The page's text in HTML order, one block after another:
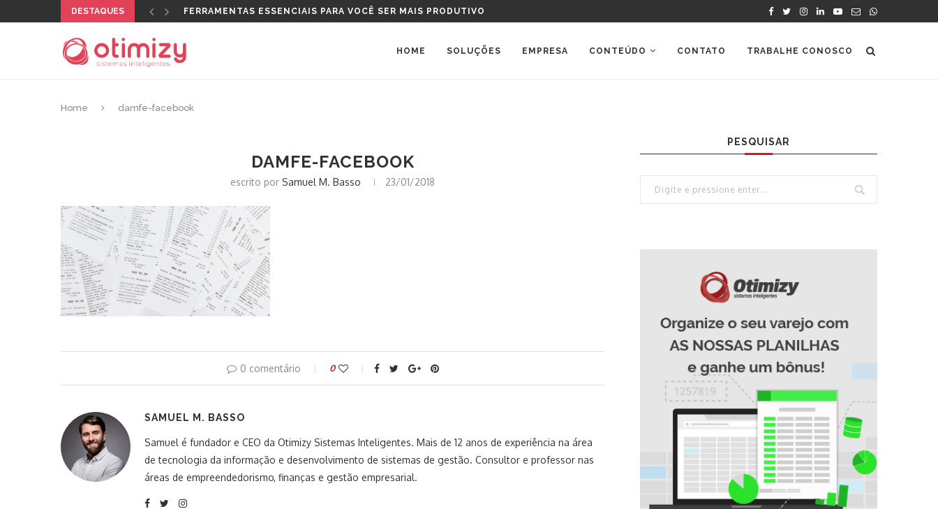
DESTAQUES FERRAMENTAS ESSENCIAIS PARA VOCÊ SER MAIS PRODUTIVO
HOME SOLUÇÕES EMPRESA CONTEÚDO CONTATO TRABALHE CONOSCO
Home damfe-facebook
DAMFE-FACEBOOK
escrito por Samuel M. Basso 23/01/2018
0 comentário 0
SAMUEL M. BASSO
Samuel é fundador e CEO da Otimizy Sistemas Inteligentes. Mais de 12 anos de experiência na área
de tecnologia da informação e desenvolvimento de sistemas de gestão. Consultor e professor nas
áreas de empreendedorismo, finanças e gestão empresarial.
PESQUISAR